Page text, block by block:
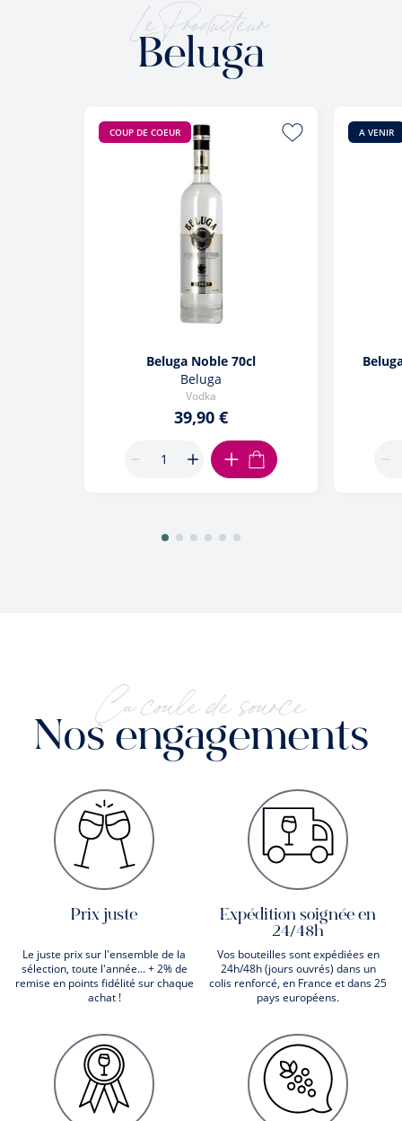
Le Producteur
Beluga
COUP DE COEUR
Beluga Noble 70cl
Beluga
Vodka
39,90 €
AJOUTER AU PANIER
A VENIR
Ça coule de source
Nos engagements
Prix juste
Le juste prix sur l'ensemble de la
sélection, toute l'année... + 2% de
remise en points fidélité sur chaque
achat !
Expédition soignée en
24/48h
Vos bouteilles sont expédiées en
24h/48h (jours ouvrés) dans un
colis renforcé, en France et dans 25
pays européens.